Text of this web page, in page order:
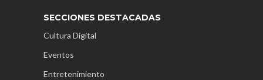
SECCIONES DESTACADAS
Cultura Digital
Eventos
Entretenimiento